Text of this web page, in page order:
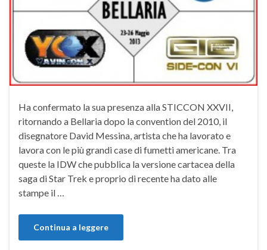
Ha confermato la sua presenza alla STICCON XXVII,
ritornando a Bellaria dopo la convention del 2010, il
disegnatore David Messina, artista che ha lavorato e
lavora con le più grandi case di fumetti americane. Tra
queste la IDW che pubblica la versione cartacea della
saga di Star Trek e proprio di recente ha dato alle
stampe il …
Continua a leggere